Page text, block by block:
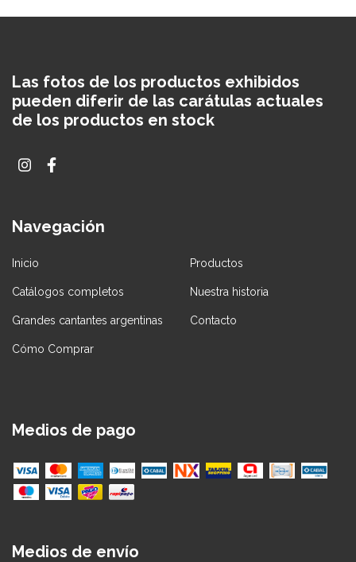
Las fotos de los productos exhibidos
pueden diferir de las carátulas actuales
de los productos en stock
Navegación
Inicio Productos
Catálogos completos Nuestra historia
Grandes cantantes argentinas Contacto
Cómo Comprar
Medios de pago
Medios de envío